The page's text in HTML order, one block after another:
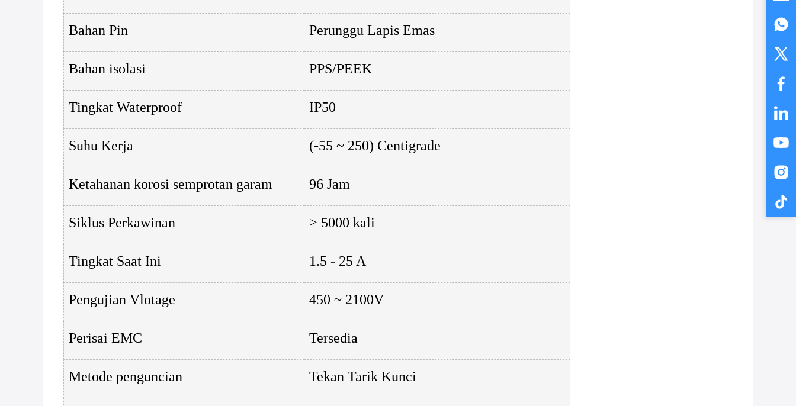
Bahan Pin Perunggu Lapis Emas
Bahan isolasi PPS/PEEK
Tingkat Waterproof IP50
Suhu Kerja (-55 ~ 250) Centigrade
Ketahanan korosi semprotan garam 96 Jam
Siklus Perkawinan > 5000 kali
Tingkat Saat Ini 1.5 - 25 A
Pengujian Vlotage 450 ~ 2100V
Perisai EMC Tersedia
Metode penguncian Tekan Tarik Kunci